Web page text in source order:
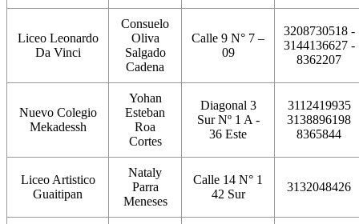
Liceo Leonardo
Da Vinci
Consuelo
Oliva
Salgado
Cadena
Calle 9 N° 7 –
09
3208730518 -
3144136627 -
8362207
Nuevo Colegio
Mekadessh
Yohan
Esteban
Roa
Cortes
Diagonal 3
Sur Nº 1 A -
36 Este
3112419935
3138896198
8365844
Liceo Artistico
Guaitipan
Nataly
Parra
Meneses
Calle 14 N° 1
42 Sur
3132048426